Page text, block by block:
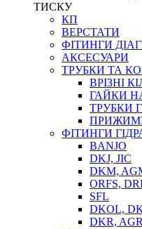
ТИСКУ
КП
ВЕРСТАТИ
ФІТИНГИ
АКСЕСУАРИ
ТРУБКИ ТА
ВРІЗНІ
ГАЙКИ
ТРУБКИ
ФІТИНГИ
BANJO
DKJ, JIC
DKM,
ORFS,
SFL
DKOL,
DKR, AGR